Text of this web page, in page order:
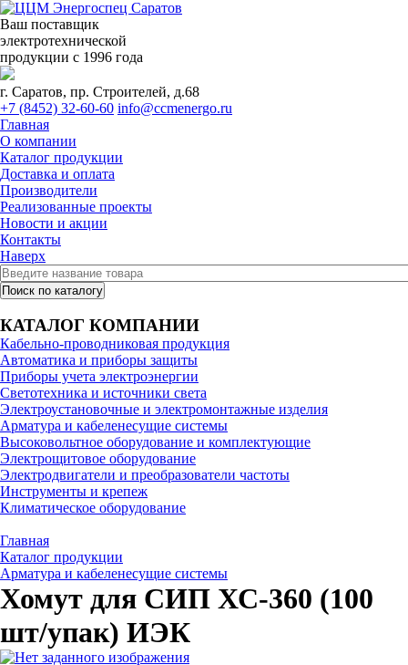
Ваш поставщик
электротехнической
продукции с 1996 года
г. Саратов, пр. Строителей, д.68
+7 (8452) 32-60-60 info@ccmenergo.ru
Главная
О компании
Каталог продукции
Доставка и оплата
Производители
Реализованные проекты
Новости и акции
Контакты
Наверх
КАТАЛОГ КОМПАНИИ
Кабельно-проводниковая продукция
Автоматика и приборы защиты
Приборы учета электроэнергии
Светотехника и источники света
Электроустановочные и электромонтажные изделия
Арматура и кабеленесущие системы
Высоковольтное оборудование и комплектующие
Электрощитовое оборудование
Электродвигатели и преобразователи частоты
Инструменты и крепеж
Климатическое оборудование
Главная
Каталог продукции
Арматура и кабеленесущие системы
Хомут для СИП ХС-360 (100
шт/упак) ИЭК